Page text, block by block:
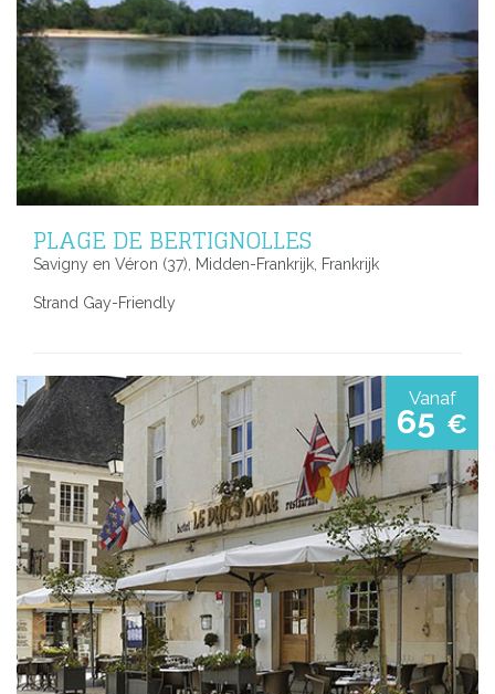
PLAGE DE BERTIGNOLLES
Savigny en Véron (37), Midden-Frankrijk, Frankrijk
Strand Gay-Friendly
Vanaf
65 €